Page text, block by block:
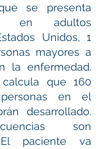
se presenta
en adultos
Unidos, 1
mayores a
la enfermedad.
que 160
en el
desarrollado.
son
El paciente va